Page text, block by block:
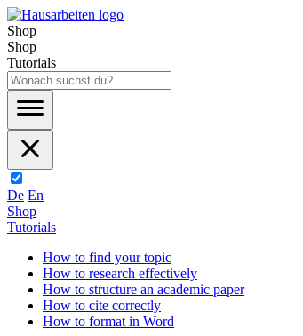
Shop
Shop
Tutorials
De En
Shop
Tutorials
How to find your topic
How to research effectively
How to structure an academic paper
How to cite correctly
How to format in Word